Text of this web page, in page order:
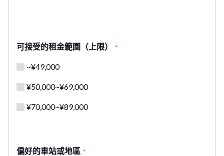
可接受的租金範圍（上限） *
~¥49,000
¥50,000~¥69,000
¥70,000~¥89,000
偏好的車站或地區 *